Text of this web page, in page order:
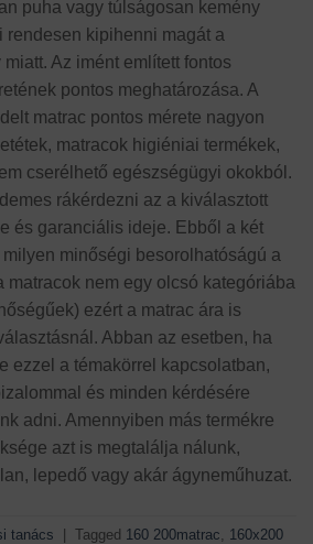
puha vagy túlságosan kemény
rendesen kipihenni magát a
Az imént említett fontos
pontos meghatározása. A
matrac pontos mérete nagyon
matracok higiéniai termékek,
cserélhető egészségügyi okokból.
rákérdezni az a kiválasztott
és garanciális ideje. Ebből a két
minőségi besorolhatóságú a
matracok nem egy olcsó kategóriába
ezért a matrac ára is
Abban az esetben, ha
ezzel a témakörrel kapcsolatban,
és minden kérdésére
adni. Amennyiben más termékre
azt is megtalálja nálunk,
lepedő vagy akár ágyneműhuzat.
tanács Tagged 160 200matrac
160x200